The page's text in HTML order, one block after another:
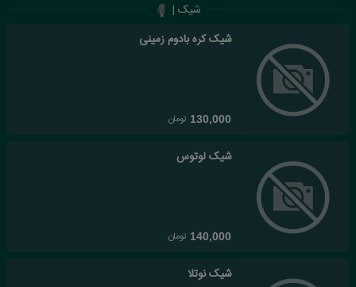
شیک |
شیک کره بادوم زمینی
130,000 تومان
شیک لوتوس
140,000 تومان
شیک نوتلا